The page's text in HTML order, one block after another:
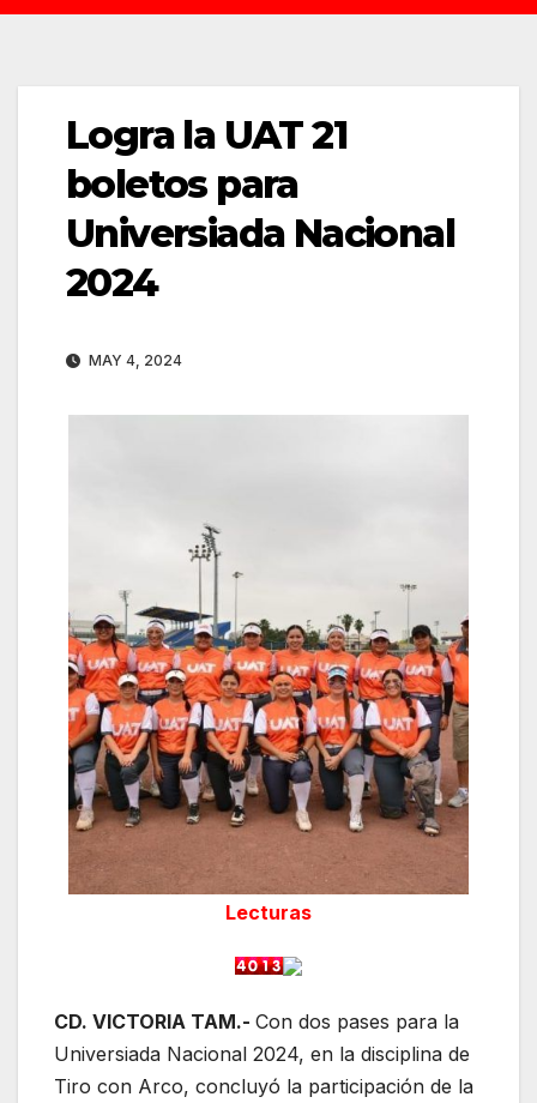
Logra la UAT 21
boletos para
Universiada Nacional
2024
MAY 4, 2024
Lecturas
CD. VICTORIA TAM.- Con dos pases para la
Universiada Nacional 2024, en la disciplina de
Tiro con Arco, concluyó la participación de la